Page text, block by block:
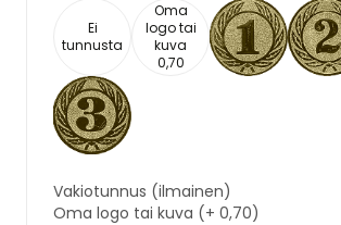
Ei
tunnusta
Oma
logo tai
kuva
0,70
Vakiotunnus (ilmainen)
Oma logo tai kuva (+ 0,70)